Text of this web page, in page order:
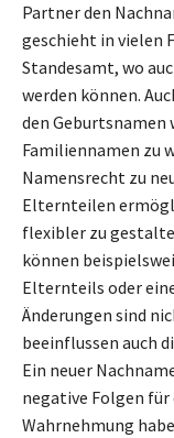
Partner den
geschieht in vielen
Standesamt, wo
werden können.
den Geburtsnamen
Familiennamen zu
Namensrecht zu
Elternteilen
flexibler zu
können
Elternteils oder
Änderungen sind
beeinflussen auch
Ein neuer
negative Folgen für
Wahrnehmung